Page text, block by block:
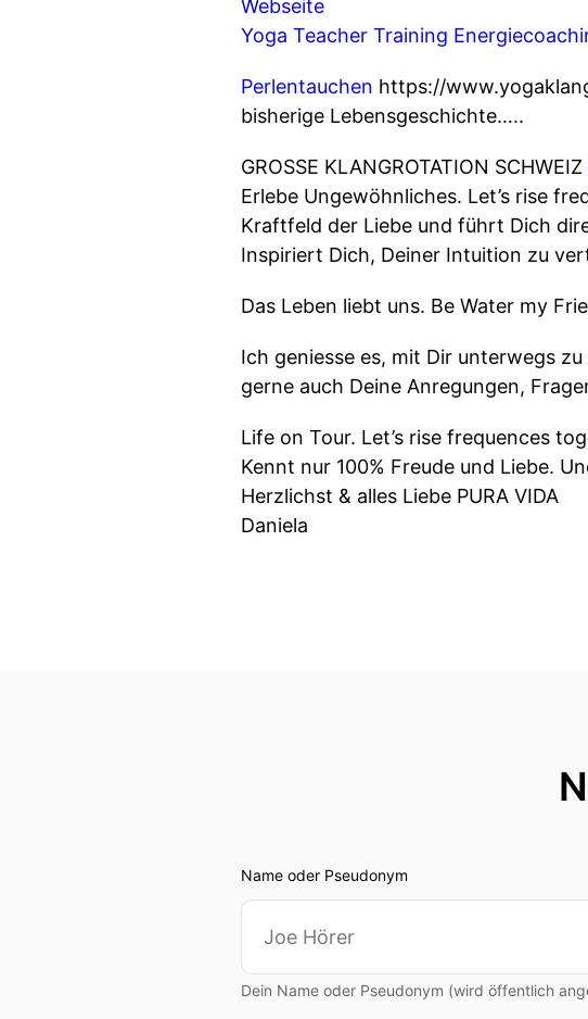
Webseite
Yoga Teacher Training
Perlentauchen https://
bisherige Lebensgeschichte…..
GROSSE KLANGROTATION SCHWEIZ
Erlebe Ungewöhnliches. Let’s rise
Kraftfeld der Liebe und führt Dich
Inspiriert Dich, Deiner Intuition zu
Das Leben liebt uns. Be Water my
Ich geniesse es, mit Dir unterwegs
gerne auch Deine Anregungen,
Life on Tour. Let’s rise frequences
Kennt nur 100% Freude und Liebe.
Herzlichst & alles Liebe PURA VIDA
Daniela
Name oder Pseudonym
Dein Name oder Pseudonym (wird öffentlich